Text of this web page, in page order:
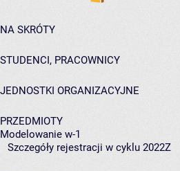
NA SKRÓTY
STUDENCI, PRACOWNICY
JEDNOSTKI ORGANIZACYJNE
PRZEDMIOTY
Modelowanie w-1
Szczegóły rejestracji w cyklu 2022Z